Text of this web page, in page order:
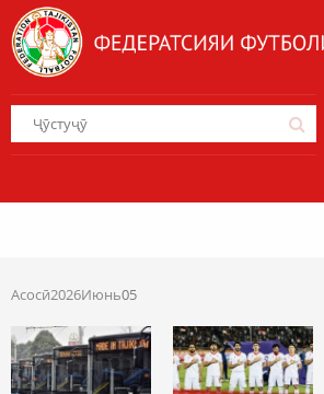
Асосӣ2026Июнь05